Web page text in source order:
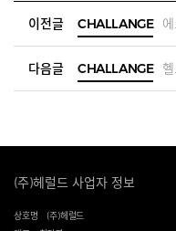
이전글 CHALLANGE
다음글 CHALLANGE
(주)헤럴드 사업자 정보
상호명
(주)헤럴드